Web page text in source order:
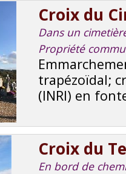
Croix du
Dans un
Propriété
trapézoïdal;
(INRI) en
Croix du
En bord de